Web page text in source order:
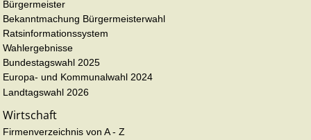
Bürgermeister
Bekanntmachung Bürgermeisterwahl
Ratsinformationssystem
Wahlergebnisse
Bundestagswahl 2025
Europa- und Kommunalwahl 2024
Landtagswahl 2026
Wirtschaft
Firmenverzeichnis von A - Z